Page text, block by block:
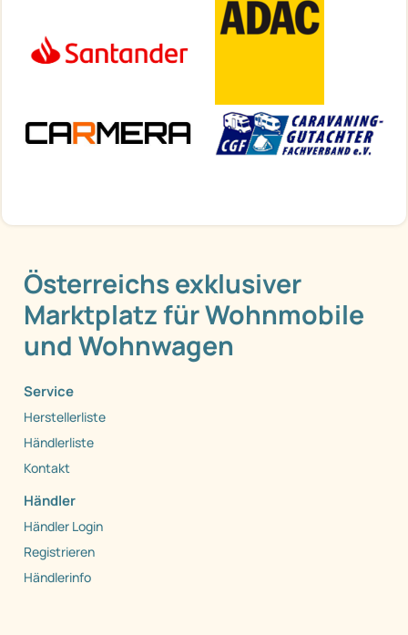
Österreichs exklusiver
Marktplatz für Wohnmobile
und Wohnwagen
Service
Herstellerliste
Händlerliste
Kontakt
Händler
Händler Login
Registrieren
Händlerinfo